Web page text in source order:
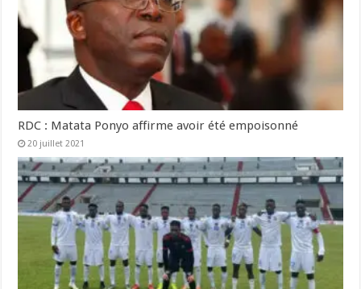
RDC : Matata Ponyo affirme avoir été empoisonné
20 juillet 2021